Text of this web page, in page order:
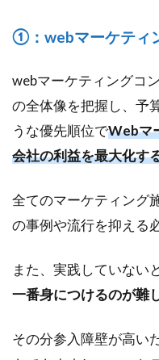
①：webマーケティ
webマーケティングコ
の全体像を把握し、予
うな優先順位でWebマ
会社の利益を最大化す
全てのマーケティング
の事例や流行を抑える
また、実践していない
一番身につけるのが難
その分参入障壁が高い